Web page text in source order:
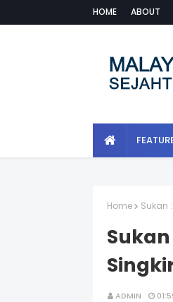
HOME ABOUT
Home Sukan
ADMIN